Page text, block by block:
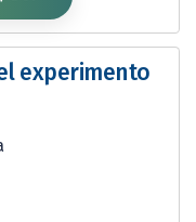
experimento